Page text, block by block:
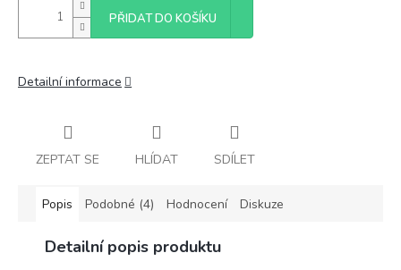
PŘIDAT DO KOŠÍKU
Detailní informace
ZEPTAT SE HLÍDAT SDÍLET
Popis Podobné (4) Hodnocení Diskuze
Detailní popis produktu